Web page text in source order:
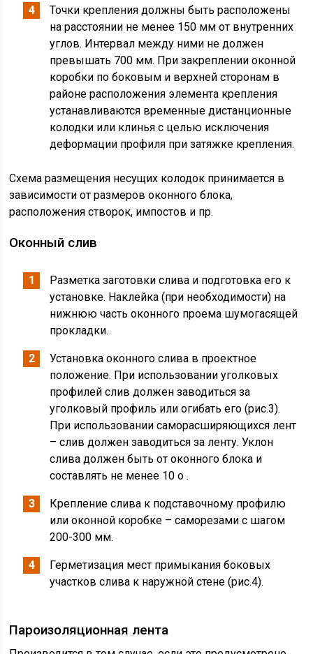
Точки крепления должны быть расположены
на расстоянии не менее 150 мм от внутренних
углов. Интервал между ними не должен
превышать 700 мм. При закреплении оконной
коробки по боковым и верхней сторонам в
районе расположения элемента крепления
устанавливаются временные дистанционные
колодки или клинья с целью исключения
деформации профиля при затяжке крепления.
Схема размещения несущих колодок принимается в
зависимости от размеров оконного блока,
расположения створок, импостов и пр.
Оконный слив
Разметка заготовки слива и подготовка его к
установке. Наклейка (при необходимости) на
нижнюю часть оконного проема шумогасящей
прокладки.
Установка оконного слива в проектное
положение. При использовании уголковых
профилей слив должен заводиться за
уголковый профиль или огибать его (рис.3).
При использовании саморасширяющихся лент
– слив должен заводиться за ленту. Уклон
слива должен быть от оконного блока и
составлять не менее 10 о .
Крепление слива к подставочному профилю
или оконной коробке – саморезами с шагом
200-300 мм.
Герметизация мест примыкания боковых
участков слива к наружной стене (рис.4).
Пароизоляционная лента